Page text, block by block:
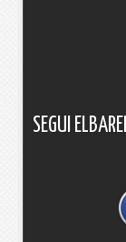
SEGUI